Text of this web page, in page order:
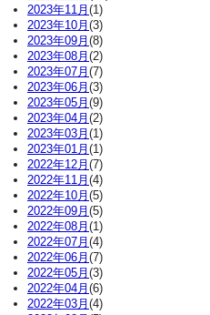
2023年11月 (1)
2023年10月 (3)
2023年09月 (8)
2023年08月 (2)
2023年07月 (7)
2023年06月 (3)
2023年05月 (9)
2023年04月 (2)
2023年03月 (1)
2023年01月 (1)
2022年12月 (7)
2022年11月 (4)
2022年10月 (5)
2022年09月 (5)
2022年08月 (1)
2022年07月 (4)
2022年06月 (7)
2022年05月 (3)
2022年04月 (6)
2022年03月 (4)